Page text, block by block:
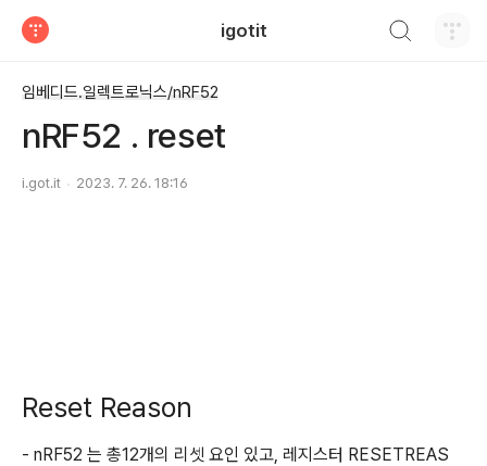
igotit
임베디드.일렉트로닉스/nRF52
nRF52 . reset
i.got.it 2023. 7. 26. 18:16
Reset Reason
- nRF52 는 총12개의 리셋 요인 있고, 레지스터 RESETREAS